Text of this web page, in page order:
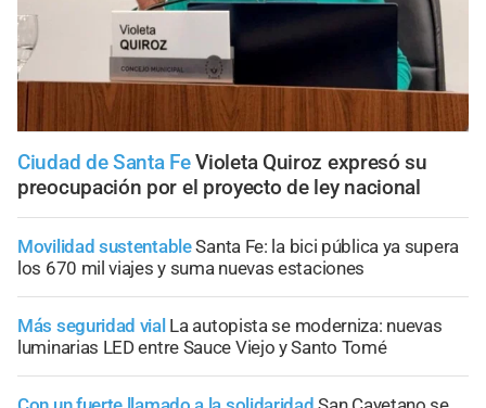
Ciudad de Santa Fe Violeta Quiroz expresó su
preocupación por el proyecto de ley nacional
Movilidad sustentableSanta Fe: la bici pública ya supera
los 670 mil viajes y suma nuevas estaciones
Más seguridad vial La autopista se moderniza: nuevas
luminarias LED entre Sauce Viejo y Santo Tomé